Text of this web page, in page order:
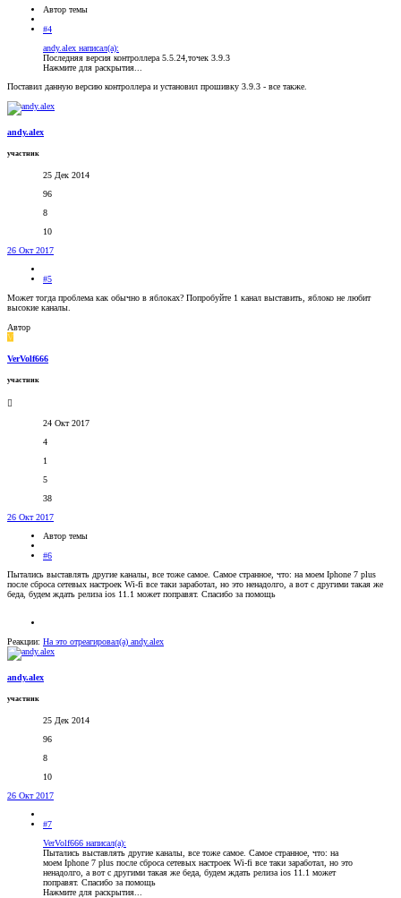
Автор темы
#4
andy.alex написал(а):
Последняя версия контроллера 5.5.24,точек 3.9.3
Нажмите для раскрытия...
Поставил данную версию контроллера и установил прошивку 3.9.3 - все также.
andy.alex
участник
25 Дек 2014
96
8
10
26 Окт 2017
#5
Может тогда проблема как обычно в яблоках? Попробуйте 1 канал выставить, яблоко не любит
высокие каналы.
Автор
V
VerVolf666
участник
24 Окт 2017
4
1
5
38
26 Окт 2017
Автор темы
#6
Пытались выставлять другие каналы, все тоже самое. Самое странное, что: на моем Iphone 7 plus
после сброса сетевых настроек Wi-fi все таки заработал, но это ненадолго, а вот с другими такая же
беда, будем ждать релиза ios 11.1 может поправят. Спасибо за помощь
Реакции: На это отреагировал(а) andy.alex
andy.alex
участник
25 Дек 2014
96
8
10
26 Окт 2017
#7
VerVolf666 написал(а):
Пытались выставлять другие каналы, все тоже самое. Самое странное, что: на
моем Iphone 7 plus после сброса сетевых настроек Wi-fi все таки заработал, но это
ненадолго, а вот с другими такая же беда, будем ждать релиза ios 11.1 может
поправят. Спасибо за помощь
Нажмите для раскрытия...